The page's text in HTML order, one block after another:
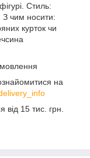
Стиль:
З чим носити:
курток чи
на
15 тис. грн.